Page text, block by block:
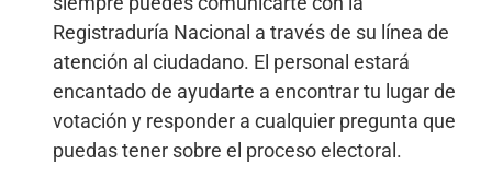
Registraduría Nacional a través de su línea de
atención al ciudadano. El personal estará
encantado de ayudarte a encontrar tu lugar de
votación y responder a cualquier pregunta que
puedas tener sobre el proceso electoral.